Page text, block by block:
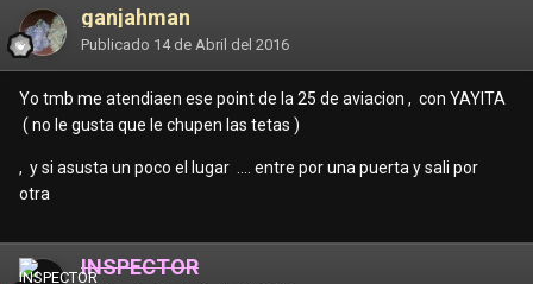
ganjahman
Publicado 14 de Abril del 2016
Yo tmb me atendiaen ese point de la 25 de aviacion , con YAYITA
( no le gusta que le chupen las tetas )
, y si asusta un poco el lugar .... entre por una puerta y sali por
otra
INSPECTOR